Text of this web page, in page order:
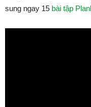
sung ngay 15 bài tập